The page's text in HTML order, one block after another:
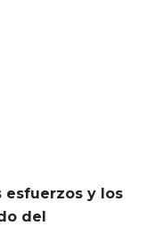
esfuerzos y los
del